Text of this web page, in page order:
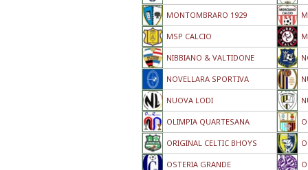
MONTOMBRARO 1929
MSP CALCIO
NIBBIANO & VALTIDONE
NOVELLARA SPORTIVA
NUOVA LODI
OLIMPIA QUARTESANA
ORIGINAL CELTIC BHOYS
OSTERIA GRANDE